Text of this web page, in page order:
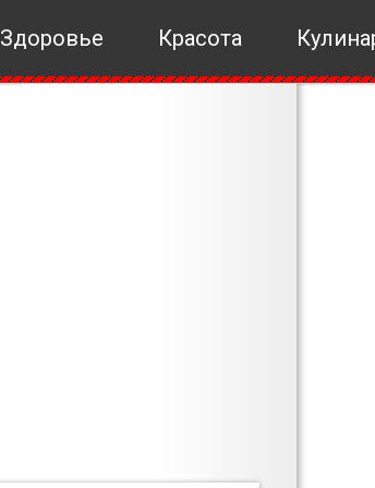
Здоровье Красота